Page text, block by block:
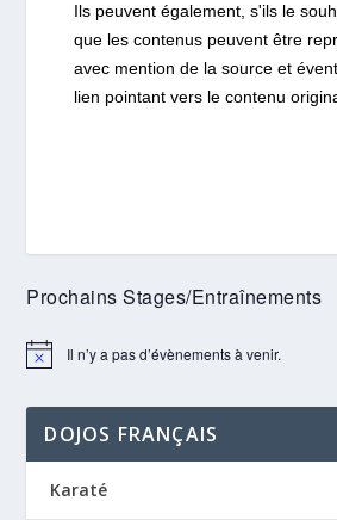
Ils peuvent également, s'ils le
que les contenus peuvent être
avec mention de la source et
lien pointant vers le contenu
Prochains Stages/Entraînements
Notice Il n’y a pas d’évènements à venir.
DOJOS FRANÇAIS
Karaté